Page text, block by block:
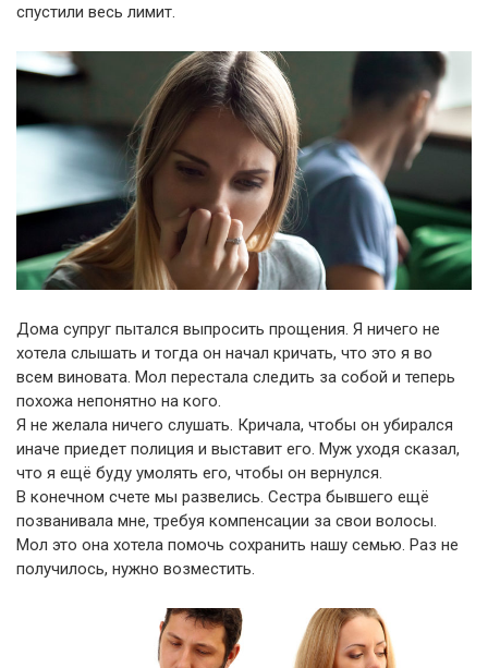
спустили весь лимит.
Дома супруг пытался выпросить прощения. Я ничего не
хотела слышать и тогда он начал кричать, что это я во
всем виновата. Мол перестала следить за собой и теперь
похожа непонятно на кого.
Я не желала ничего слушать. Кричала, чтобы он убирался
иначе приедет полиция и выставит его. Муж уходя сказал,
что я ещё буду умолять его, чтобы он вернулся.
В конечном счете мы развелись. Сестра бывшего ещё
позванивала мне, требуя компенсации за свои волосы.
Мол это она хотела помочь сохранить нашу семью. Раз не
получилось, нужно возместить.